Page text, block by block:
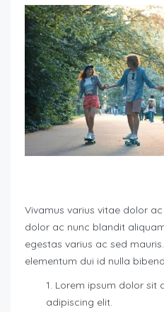
Vivamus varius vitae dolor
dolor ac nunc blandit
egestas varius ac sed
elementum dui id nulla
Lorem ipsum dolor sit
adipiscing elit.